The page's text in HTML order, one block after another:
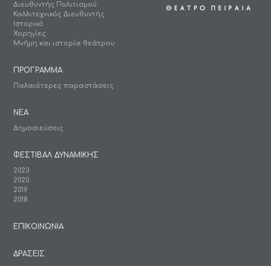
Διευθυντής Πολιτισμού
Καλλιτεχνικός Διευθυντής
Ιστορικό
Χορηγίες
Μνήμη και ιστορία θεάτρου
ΠΡΟΓΡΑΜΜΑ
Παλαιότερες παραστάσεις
ΝΕΑ
Δημοσιεύσεις
ΦΕΣΤΙΒΑΛ ΔΥΝΑΜΙΚΗΣ
2023
2020
2019
2018
ΕΠΙΚΟΙΝΩΝΙΑ
ΔΡΑΣΕΙΣ